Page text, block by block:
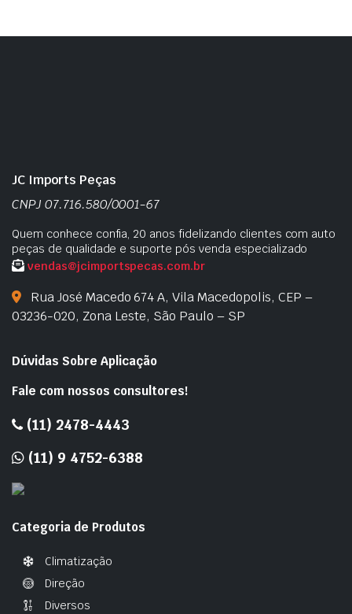
JC Imports Peças
CNPJ 07.716.580/0001-67
Quem conhece confia, 20 anos fidelizando clientes com auto
peças de qualidade e suporte pós venda especializado
vendas@jcimportspecas.com.br
Rua José Macedo 674 A, Vila Macedopolis, CEP –
03236-020, Zona Leste, São Paulo – SP
Dúvidas Sobre Aplicação
Fale com nossos consultores!
(11) 2478-4443
(11) 9 4752-6388
Categoria de Produtos
Climatização
Direção
Diversos